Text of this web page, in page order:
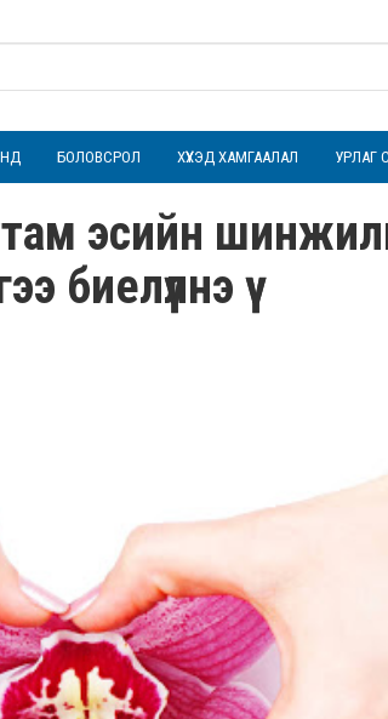
БОЛОВСРОЛ ХҮҮХЭД ХАМГААЛАЛ УРЛАГ
эсийн
үү